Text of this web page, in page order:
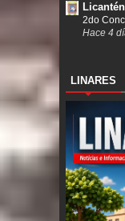
Licantén
2do
Hace 4
LINARES